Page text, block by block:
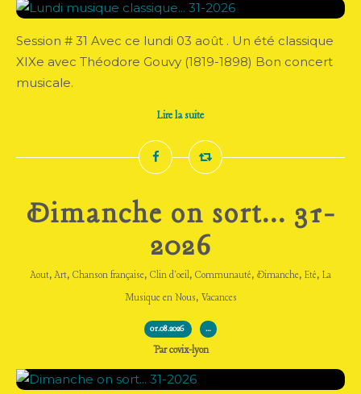
Session # 31 Avec ce lundi 03 août . Un été classique
XIXe avec Théodore Gouvy (1819-1898) Bon concert
musicale.
Lire la suite
Dimanche on sort... 31-
2026
Aout,Art, Chanson française, Clin d'oeil, Communauté, Dimanche, Eté, La
Musique en Nous, Vacances
01.08.2026 …
Par covix-lyon